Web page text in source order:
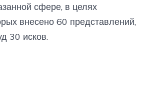
сфере, в целях
внесено 60 представлений,
30 исков.